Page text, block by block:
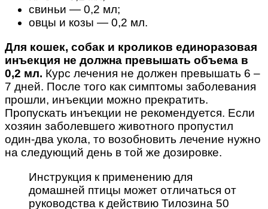
свиньи — 0,2 мл;
овцы и козы — 0,2 мл.
Для кошек, собак и кроликов единоразовая
инъекция не должна превышать объема в
0,2 мл. Курс лечения не должен превышать 6 –
7 дней. После того как симптомы заболевания
прошли, инъекции можно прекратить.
Пропускать инъекции не рекомендуется. Если
хозяин заболевшего животного пропустил
один-два укола, то возобновить лечение нужно
на следующий день в той же дозировке.
Инструкция к применению для
домашней птицы может отличаться от
руководства к действию Тилозина 50